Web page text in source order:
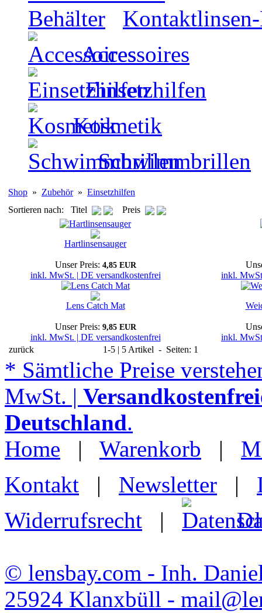
Accessoires
Einsetzhilfen
Kosmetik
Schwimmbrillen
Shop » Zubehör» Einsetzhilfen
Sortieren nach: Titel
Preis
Hartlinsensauger
Unser Preis: 4,85 EUR
inkl. MwSt. | DE versandkostenfrei
inkl.
Lens Catch Mat
Unser Preis: 9,85 EUR
inkl. MwSt. | DE versandkostenfrei
inkl.
zurück
1-5 | 5 Artikel - Seiten: 1
* Sämtliche Preise
MwSt. |
Deutschland.
Home | Warenkorb |
Kontakt | Newsletter |
Widerrufsrecht |
© lensbay.com - Inh.
25924 Klanxbüll -